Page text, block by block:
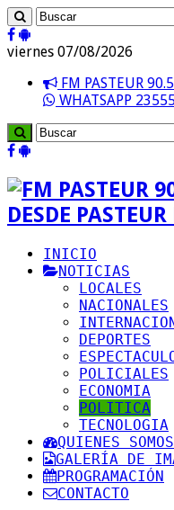
viernes 07/08/2026
FM PASTEUR
WHATSAPP
DESDE
INICIO
NOTICIAS
LOCALES
NACIONALES
DEPORTES
POLICIALES
ECONOMIA
POLITICA
TECNOLOGIA
QUIENES
GALERÍA DE
PROGRAMACIÓN
CONTACTO